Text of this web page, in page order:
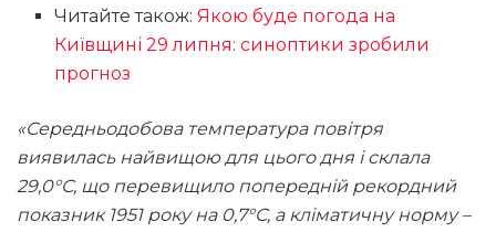
Читайте також:Якою буде погода на
Київщині 29 липня: синоптики зробили
прогноз
«Середньодобова температура повітря
виявилась найвищою для цього дня і склала
29,0°С, що перевищило попередній рекордний
показник 1951 року на 0,7°С, а кліматичну норму –